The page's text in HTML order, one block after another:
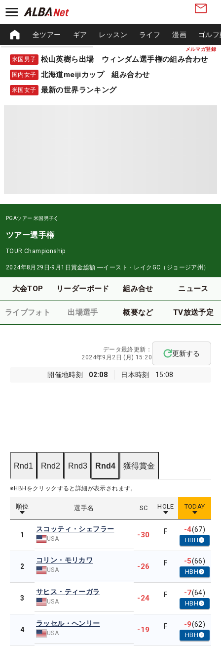
メルマガ登録
全ツアー ギア レッスン ライフ 漫画 ゴル
米国男子 松山英樹ら出場 ウィンダム選手権の組み合わせ
国内女子 北海道meijiカップ 組み合わせ
米国女子 最新の世界ランキング
PGAツアー 米国男子
ツアー選手権
TOUR Championship
2024年8月29日-9月1日賞金総額 ―イースト・レイクGC（ジョージア州）
大会TOP リーダーボード 組み合せ ニュース
ライブフォト 出場選手 概要など TV放送予定
開催地時刻 02:08 日本時刻 15:08
データ最終更新：
2024年9月2日 (月) 15:20
更新する
Rnd1 Rnd2 Rnd3 Rnd4 獲得賞金
※HBHをクリックすると詳細が表示されます。
順位 選手名 SC HOLE TODAY
1
スコッティ・シェフラー
USA -30 F -4(67)
HBH
2
コリン・モリカワ
USA -26 F -5(66)
HBH
3
サヒス・ティーガラ
USA -24 F -7(64)
HBH
4
ラッセル・ヘンリー
USA -19 F -9(62)
HBH